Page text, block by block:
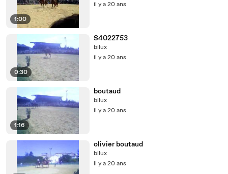
1:00
il y a 20 ans
0:30
S4022753
bilux
il y a 20 ans
1:16
boutaud
bilux
il y a 20 ans
olivier boutaud
bilux
il y a 20 ans